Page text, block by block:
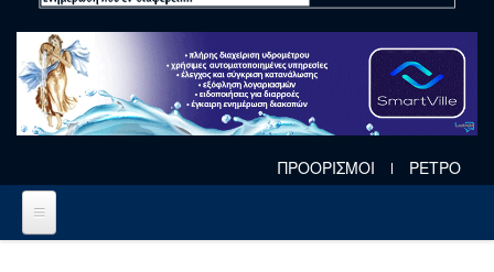
ΠΡΟΟΡΙΣΜΟΙ ΡΕΤΡΟ